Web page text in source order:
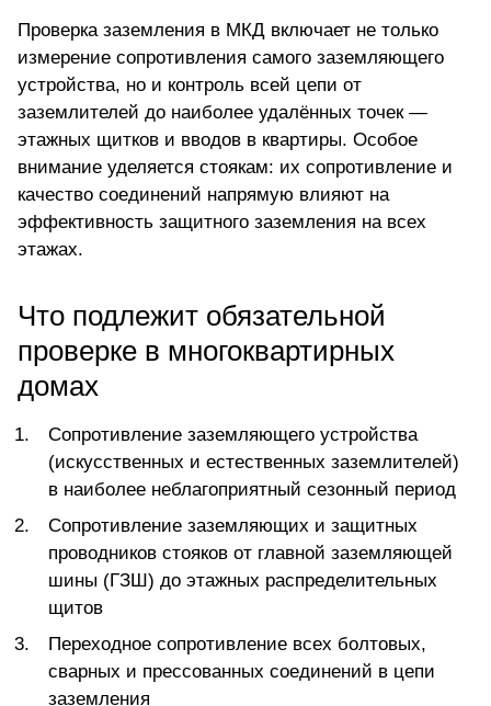
Проверка заземления в МКД включает не только
измерение сопротивления самого заземляющего
устройства, но и контроль всей цепи от
заземлителей до наиболее удалённых точек—
этажных щитков и вводов в квартиры. Особое
внимание уделяется стоякам: их сопротивление и
качество соединений напрямую влияют на
эффективность защитного заземления на всех
этажах.
Что подлежит обязательной
проверке в многоквартирных
домах
Сопротивление заземляющего устройства
(искусственных и естественных заземлителей)
в наиболее неблагоприятный сезонный период
Сопротивление заземляющих и защитных
проводников стояков от главной заземляющей
шины (ГЗШ) до этажных распределительных
щитов
Переходное сопротивление всех болтовых,
сварных и прессованных соединений в цепи
заземления